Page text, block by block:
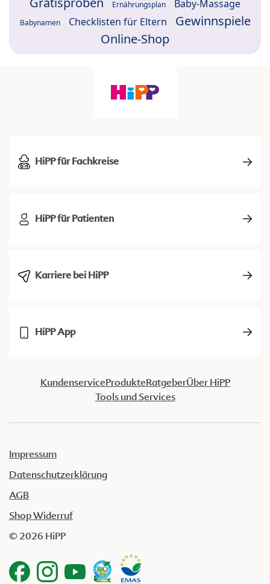
Ernährungsplan Baby-Massage
Babynamen Checklisten für Eltern
Gewinnspiele
Online-Shop
HiPP für Fachkreise
HiPP für Patienten
Karriere bei HiPP
HiPP App
KundenserviceProdukteRatgeberÜber HiPP
Tools und Services
Impressum
Datenschutzerklärung
AGB
Shop Widerruf
© 2026 HiPP